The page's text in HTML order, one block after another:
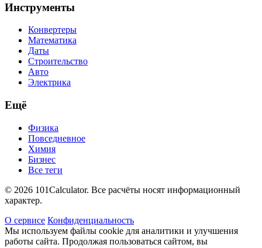
Инструменты
Конвертеры
Математика
Даты
Строительство
Авто
Электрика
Ещё
Физика
Повседневное
Химия
Бизнес
Все теги
© 2026 101Calculator. Все расчёты носят информационный
характер.
О сервисе Конфиденциальность
Мы используем файлы cookie для аналитики и улучшения
работы сайта. Продолжая пользоваться сайтом, вы